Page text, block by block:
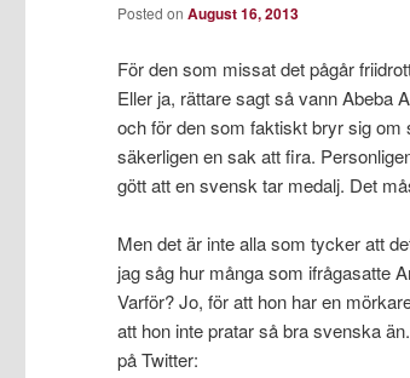
Posted on August 16, 2013
För den som missat det pågår
Eller ja, rättare sagt så vann Abeba
och för den som faktiskt bryr sig
säkerligen en sak att fira.
gött att en svensk tar medalj. Det
Men det är inte alla som tycker att
jag såg hur många som ifrågasatte
Varför? Jo, för att hon har en
att hon inte pratar så bra svenska
på Twitter: